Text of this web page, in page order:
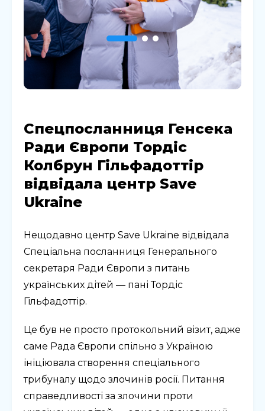
Спецпосланниця Генсека
Ради Європи Тордіс
Колбрун Гільфадоттір
відвідала центр Save
Ukraine
Нещодавно центр Save Ukraine відвідала
Спеціальна посланниця Генерального
секретаря Ради Європи з питань
українських дітей — пані Тордіс
Гільфадоттір.
Це був не просто протокольний візит, адже
саме Рада Європи спільно з Україною
ініціювала створення спеціального
трибуналу щодо злочинів росії. Питання
справедливості за злочини проти